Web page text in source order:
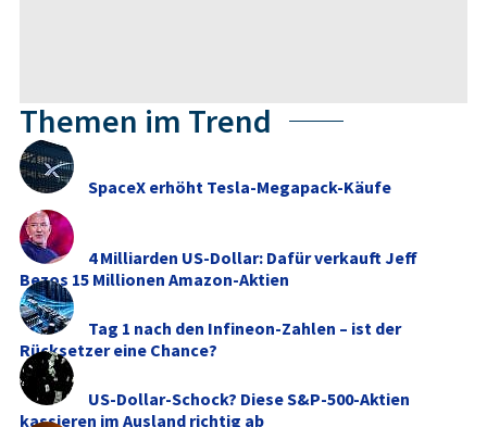
Themen im Trend
SpaceX erhöht Tesla-Megapack-Käufe
4 Milliarden US-Dollar: Dafür verkauft Jeff
Bezos 15 Millionen Amazon-Aktien
Tag 1 nach den Infineon-Zahlen – ist der
Rücksetzer eine Chance?
US-Dollar-Schock? Diese S&P-500-Aktien
kassieren im Ausland richtig ab